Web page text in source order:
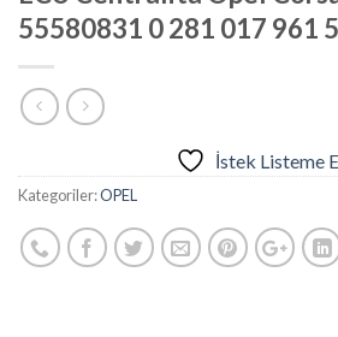
55580831 0 281 017 961
İstek Listeme
Kategoriler:OPEL